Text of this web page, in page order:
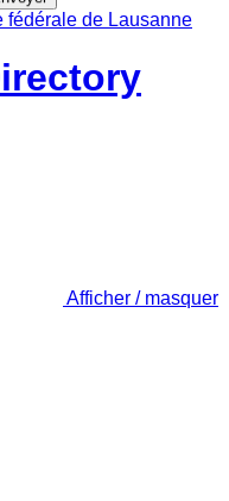
Afficher / masquer